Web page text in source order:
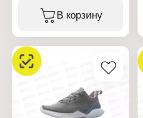
В корзину